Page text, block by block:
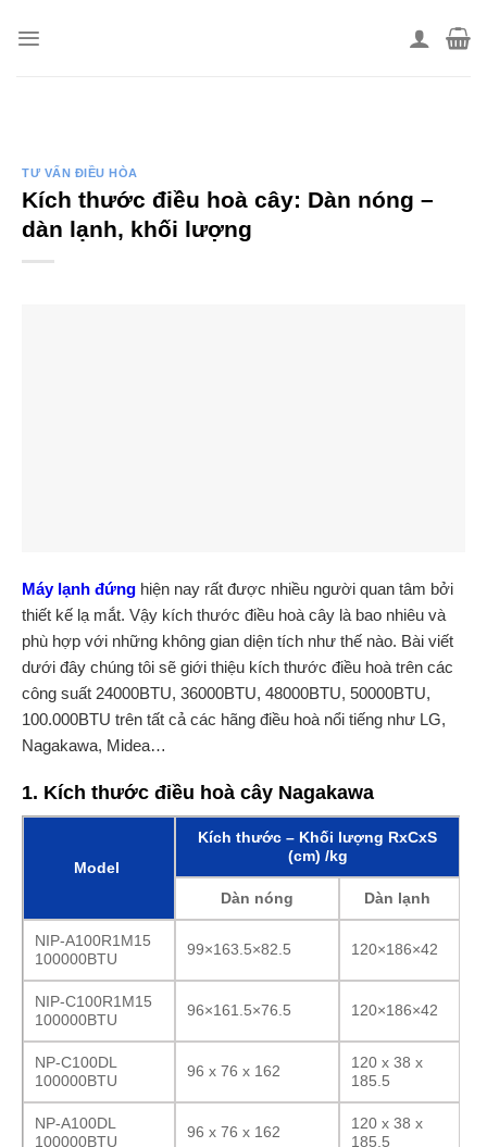
TƯ VẤN ĐIỀU HÒA
Kích thước điều hoà cây: Dàn nóng –
dàn lạnh, khối lượng
Máy lạnh đứng hiện nay rất được nhiều người quan tâm bởi
thiết kế lạ mắt. Vậy kích thước điều hoà cây là bao nhiêu và
phù hợp với những không gian diện tích như thế nào. Bài viết
dưới đây chúng tôi sẽ giới thiệu kích thước điều hoà trên các
công suất 24000BTU, 36000BTU, 48000BTU, 50000BTU,
100.000BTU trên tất cả các hãng điều hoà nổi tiếng như LG,
Nagakawa, Midea…
1. Kích thước điều hoà cây Nagakawa
Model
Kích thước – Khối lượng RxCxS
(cm) /kg
Dàn nóng Dàn lạnh
NIP-A100R1M15
100000BTU
99×163.5×82.5 120×186×42
NIP-C100R1M15
100000BTU
96×161.5×76.5 120×186×42
NP-C100DL
100000BTU
96 x 76 x 162
120 x 38 x
185.5
NP-A100DL
100000BTU
96 x 76 x 162
120 x 38 x
185.5